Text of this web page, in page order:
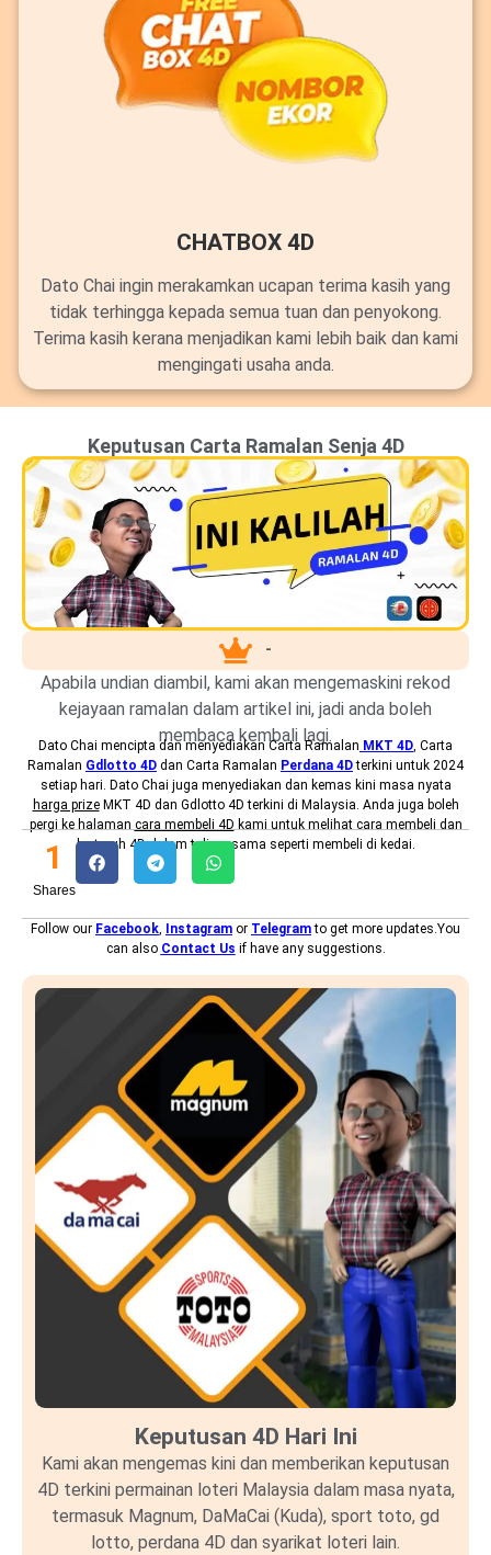
CHATBOX 4D
Dato Chai ingin merakamkan ucapan terima kasih yang
tidak terhingga kepada semua tuan dan penyokong.
Terima kasih kerana menjadikan kami lebih baik dan kami
mengingati usaha anda.
Keputusan Carta Ramalan Senja 4D
-
Apabila undian diambil, kami akan mengemaskini rekod
kejayaan ramalan dalam artikel ini, jadi anda boleh
membaca kembali lagi.
Dato Chai mencipta dan menyediakan Carta Ramalan MKT 4D , Carta
Ramalan Gdlotto 4D dan Carta Ramalan Perdana 4Dterkini untuk 2024
setiap hari. Dato Chai juga menyediakan dan kemas kini masa nyata
harga prizeMKT 4D dan Gdlotto 4D terkini di Malaysia. Anda juga boleh
pergi ke halaman cara membeli 4D kami untuk melihat cara membeli dan
bertaruh 4D dalam talian, sama seperti membeli di kedai.
Shares
1
Follow our Facebook, Instagram or Telegramto get more updates.You
can also Contact Us if have any suggestions.
Keputusan 4D Hari Ini
Kami akan mengemas kini dan memberikan keputusan
4D terkini permainan loteri Malaysia dalam masa nyata,
termasuk Magnum, DaMaCai (Kuda), sport toto, gd
lotto, perdana 4D dan syarikat loteri lain.